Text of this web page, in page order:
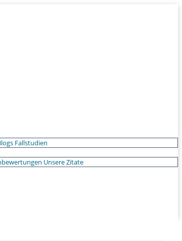
Fallstudien
Unsere Zitate